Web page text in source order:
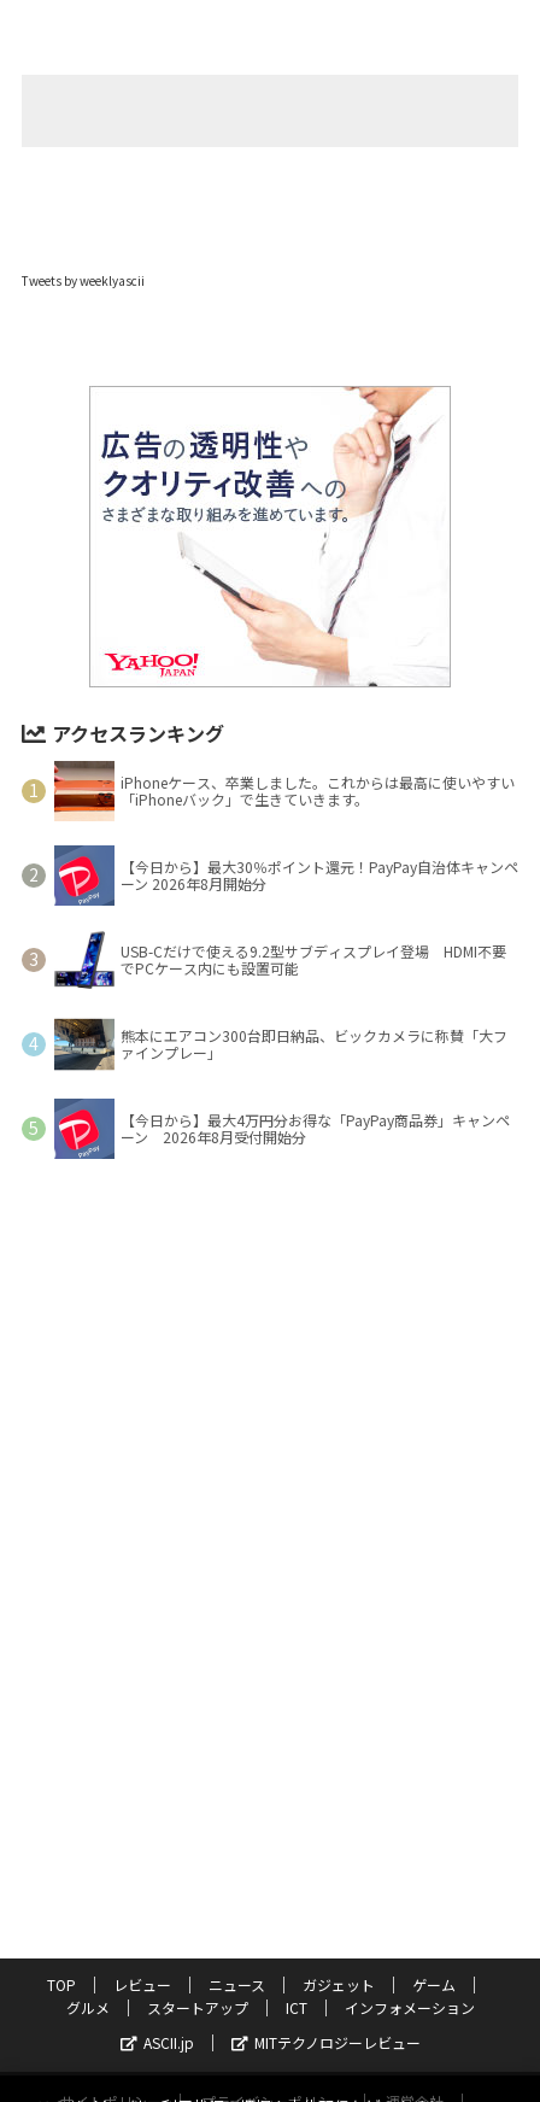
Tweets by weeklyascii
アクセスランキング
iPhoneケース、卒業しました。これからは最高に使いやすい
「iPhoneバック」で生きていきます。
【今日から】最大30％ポイント還元！PayPay自治体キャンペ
ーン 2026年8月開始分
USB-Cだけで使える9.2型サブディスプレイ登場 HDMI不要
でPCケース内にも設置可能
熊本にエアコン300台即日納品、ビックカメラに称賛「大フ
ァインプレー」
【今日から】最大4万円分お得な「PayPay商品券」キャンペ
ーン 2026年8月受付開始分
TOP レビュー ニュース ガジェット
ゲーム
グルメ
スタートアップ ICT
インフォメーション
ASCII.jp
MITテクノロジーレビュー